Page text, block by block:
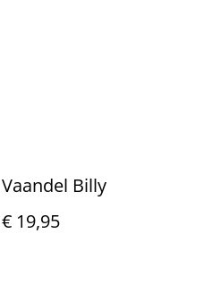
Vaandel Billy
€ 19,95